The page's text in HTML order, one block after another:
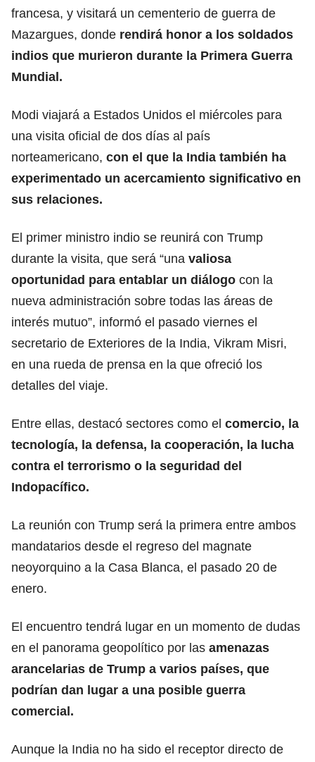
francesa, y visitará un cementerio de guerra de
Mazargues, donde rendirá honor a los soldados
indios que murieron durante la Primera Guerra
Mundial.
Modi viajará a Estados Unidos el miércoles para
una visita oficial de dos días al país
norteamericano, con el que la India también ha
experimentado un acercamiento significativo en
sus relaciones.
El primer ministro indio se reunirá con Trump
durante la visita, que será “una valiosa
oportunidad para entablar un diálogo con la
nueva administración sobre todas las áreas de
interés mutuo”, informó el pasado viernes el
secretario de Exteriores de la India, Vikram Misri,
en una rueda de prensa en la que ofreció los
detalles del viaje.
Entre ellas, destacó sectores como el comercio, la
tecnología, la defensa, la cooperación, la lucha
contra el terrorismo o la seguridad del
Indopacífico.
La reunión con Trump será la primera entre ambos
mandatarios desde el regreso del magnate
neoyorquino a la Casa Blanca, el pasado 20 de
enero.
El encuentro tendrá lugar en un momento de dudas
en el panorama geopolítico por las amenazas
arancelarias de Trump a varios países, que
podrían dan lugar a una posible guerra
comercial.
Aunque la India no ha sido el receptor directo de